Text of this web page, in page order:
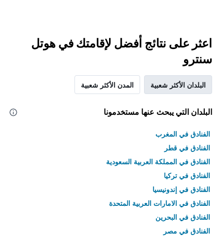
اعثر على نتائج أفضل لإقامتك في هوتل
سنترو
البلدان الأكثر شعبية المدن الأكثر شعبية
البلدان التي يبحث عنها مستخدمونا
الفنادق في المغرب
الفنادق في قطر
الفنادق في المملكة العربية السعودية
الفنادق في تركيا
الفنادق في إندونيسيا
الفنادق في الامارات العربية المتحدة
الفنادق في البحرين
الفنادق في مصر